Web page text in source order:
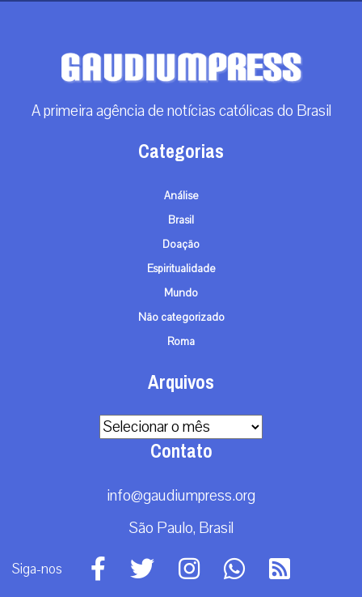
A primeira agência de notícias católicas do Brasil
Categorias
Análise
Brasil
Doação
Espiritualidade
Mundo
Não categorizado
Roma
Arquivos
Arquivos
Contato
info@gaudiumpress.org
São Paulo, Brasil
Siga-nos